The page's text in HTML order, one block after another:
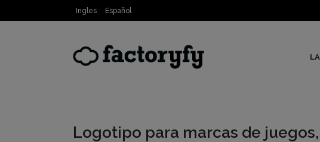
Ingles Español
Logotipo para marcas de